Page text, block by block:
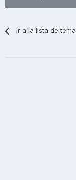
Ir a la lista de